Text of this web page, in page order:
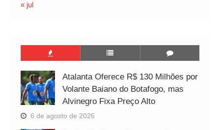
« jul
Atalanta Oferece R$ 130 Milhões por
Volante Baiano do Botafogo, mas
Alvinegro Fixa Preço Alto
6 de agosto de 2026